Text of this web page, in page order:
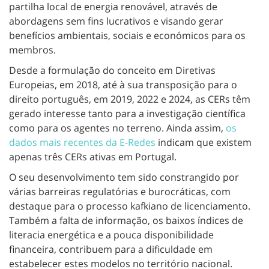
partilha local de energia renovável, através de
abordagens sem fins lucrativos e visando gerar
benefícios ambientais, sociais e económicos para os
membros.
Desde a formulação do conceito em Diretivas
Europeias, em 2018, até à sua transposição para o
direito português, em 2019, 2022 e 2024, as CERs têm
gerado interesse tanto para a investigação científica
como para os agentes no terreno. Ainda assim, os
dados mais recentes da E-Redes indicam que existem
apenas três CERs ativas em Portugal.
O seu desenvolvimento tem sido constrangido por
várias barreiras regulatórias e burocráticas, com
destaque para o processo kafkiano de licenciamento.
Também a falta de informação, os baixos índices de
literacia energética e a pouca disponibilidade
financeira, contribuem para a dificuldade em
estabelecer estes modelos no território nacional.